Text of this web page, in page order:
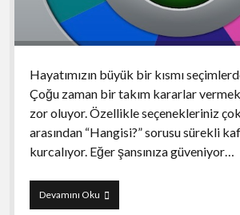
Hayatımızın büyük bir kısmı
Çoğu zaman bir takım kararlar
zor oluyor. Özellikle seçenekleriniz
arasından “Hangisi?” sorusu sürekli
kurcalıyor. Eğer şansınıza güveniyor…
Devamını OkuDecide
Now!